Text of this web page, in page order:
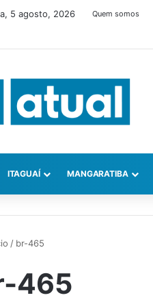
5 agosto, 2026 Quem somos
ITAGUAÍ MANGARATIBA
/ br-465
465